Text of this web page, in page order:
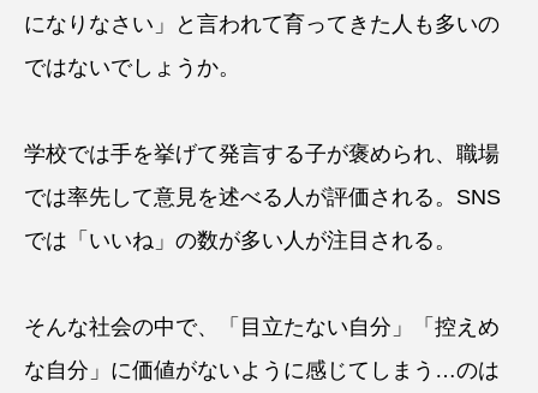
になりなさい」と言われて育ってきた人も多いの
ではないでしょうか。
学校では手を挙げて発言する子が褒められ、職場
では率先して意見を述べる人が評価される。SNS
では「いいね」の数が多い人が注目される。
そんな社会の中で、「目立たない自分」「控えめ
な自分」に価値がないように感じてしまう…のは